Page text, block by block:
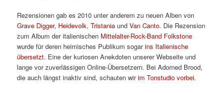
Rezensionen gab es 2010 unter anderem zu neuen Alben von
Grave Digger, Heidevolk,Tristania undVan Canto. Die Rezension
zum Album der italienischen Mittelalter-Rock-Band Folkstone
wurde für deren heimisches Publikum sogarins Italienische
übersetzt. Eine der kuriosen Anekdoten unserer Webseite und
lange vor zuverlässigen Online-Übersetzern. Bei Adorned Brood,
die auch längst inaktiv sind, schauten wirim Tonstudio vorbei.